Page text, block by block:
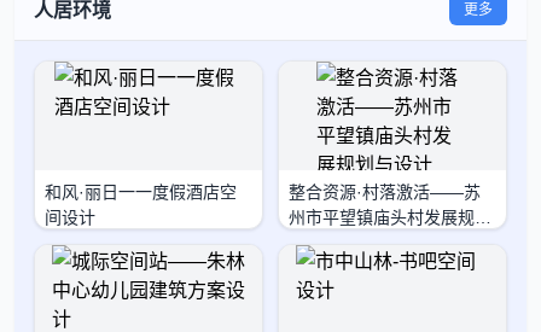
人居环境 更多
和风·丽日一一度假酒店空
间设计
整合资源·村落激活——苏
州市平望镇庙头村发展规划
与设